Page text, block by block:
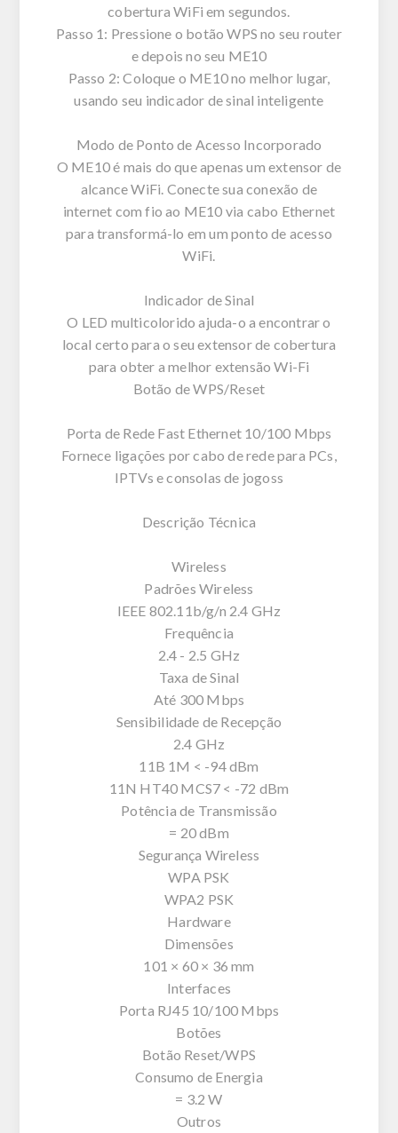
cobertura WiFi em segundos.
Passo 1: Pressione o botão WPS no seu router
e depois no seu ME10
Passo 2: Coloque o ME10 no melhor lugar,
usando seu indicador de sinal inteligente
Modo de Ponto de Acesso Incorporado
O ME10 é mais do que apenas um extensor de
alcance WiFi. Conecte sua conexão de
internet com fio ao ME10 via cabo Ethernet
para transformá-lo em um ponto de acesso
WiFi.
Indicador de Sinal
O LED multicolorido ajuda-o a encontrar o
local certo para o seu extensor de cobertura
para obter a melhor extensão Wi-Fi
Botão de WPS/Reset
Porta de Rede Fast Ethernet 10/100 Mbps
Fornece ligações por cabo de rede para PCs,
IPTVs e consolas de jogoss
Descrição Técnica
Wireless
Padrões Wireless
IEEE 802.11b/g/n 2.4 GHz
Frequência
2.4 - 2.5 GHz
Taxa de Sinal
Até 300 Mbps
Sensibilidade de Recepção
2.4 GHz
11B 1M < -94 dBm
11N HT40 MCS7 < -72 dBm
Potência de Transmissão
= 20 dBm
Segurança Wireless
WPA PSK
WPA2 PSK
Hardware
Dimensões
101 × 60 × 36 mm
Interfaces
Porta RJ45 10/100 Mbps
Botões
Botão Reset/WPS
Consumo de Energia
= 3.2 W
Outros